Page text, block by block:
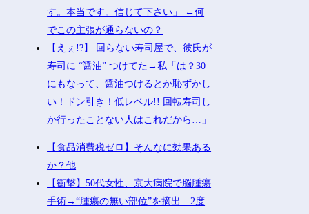
す。本当です。信じて下さい」 ←何
でこの主張が通らないの？
【えぇ!?】 回らない寿司屋で、彼氏が
寿司に “醤油” つけてた→私「は？30
にもなって、醤油つけるとか恥ずかし
い！ドン引き！低レベル!! 回転寿司し
か行ったことない人はこれだから…」
【食品消費税ゼロ】そんなに効果ある
か？他
【衝撃】50代女性、京大病院で脳腫瘍
手術→“腫瘍の無い部位”を摘出 2度